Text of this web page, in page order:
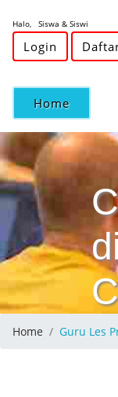
Halo, Siswa & Siswi
Login
Home(current)
Home Guru Les